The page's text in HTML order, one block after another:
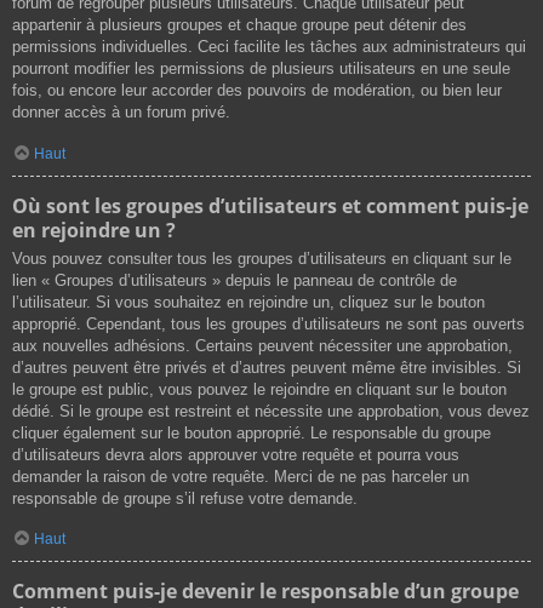
appartenir à plusieurs groupes et chaque groupe peut détenir des
permissions individuelles. Ceci facilite les tâches aux administrateurs qui
pourront modifier les permissions de plusieurs utilisateurs en une seule
fois, ou encore leur accorder des pouvoirs de modération, ou bien leur
donner accès à un forum privé.
Haut
Où sont les groupes d’utilisateurs et comment puis-je
en rejoindre un ?
Vous pouvez consulter tous les groupes d’utilisateurs en cliquant sur le
lien « Groupes d’utilisateurs » depuis le panneau de contrôle de
l’utilisateur. Si vous souhaitez en rejoindre un, cliquez sur le bouton
approprié. Cependant, tous les groupes d’utilisateurs ne sont pas ouverts
aux nouvelles adhésions. Certains peuvent nécessiter une approbation,
d’autres peuvent être privés et d’autres peuvent même être invisibles. Si
le groupe est public, vous pouvez le rejoindre en cliquant sur le bouton
dédié. Si le groupe est restreint et nécessite une approbation, vous devez
cliquer également sur le bouton approprié. Le responsable du groupe
d’utilisateurs devra alors approuver votre requête et pourra vous
demander la raison de votre requête. Merci de ne pas harceler un
responsable de groupe s’il refuse votre demande.
Haut
Comment puis-je devenir le responsable d’un groupe